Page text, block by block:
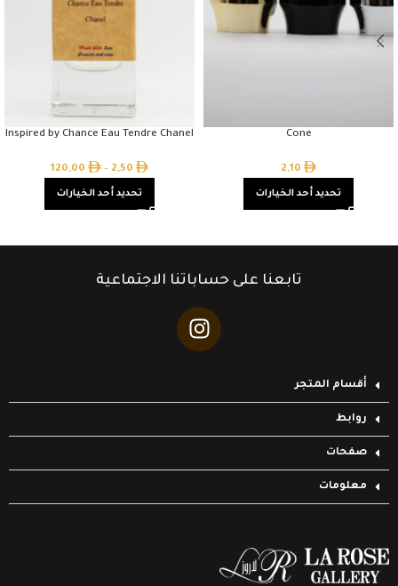
Cone
2,10
تحديد أحد الخيارات
Inspired by Chance Eau Tendre Chanel
2,50
–
120,00
تحديد أحد الخيارات
تابعنا على حساباتنا الاجتماعية
أقسام المتجر
روابط
صفحات
معلومات